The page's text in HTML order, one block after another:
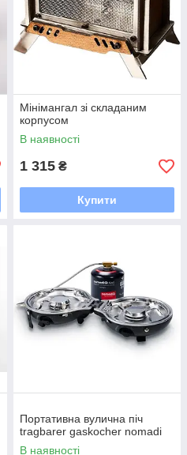
Мінімангал зі складаним
корпусом
В наявності
1 315 ₴
Купити
Портативна вулична піч
tragbarer gaskocher nomadi
В наявності